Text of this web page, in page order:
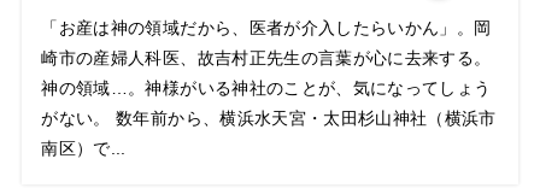
「お産は神の領域だから、医者が介入したらいかん」。岡
崎市の産婦人科医、故吉村正先生の言葉が心に去来する。
神の領域…。神様がいる神社のことが、気になってしょう
がない。 数年前から、横浜水天宮・太田杉山神社（横浜市
南区）で...